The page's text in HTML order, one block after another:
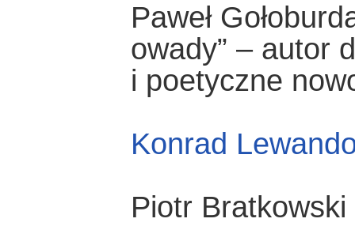
Paweł
owady” – autor
i poetyczne
Konrad
Piotr Bratkowski